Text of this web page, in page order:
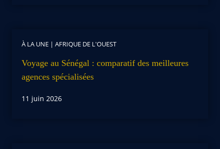
À LA UNE | AFRIQUE DE L'OUEST
Voyage au Sénégal : comparatif des meilleures
agences spécialisées
11 juin 2026